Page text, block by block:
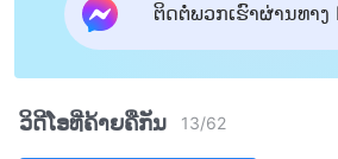
ຕິດຕໍ່ພວກເຮົາຜ່ານທາງ
ວິດີໂອທີ່ຄ້າຍຄືກັນ 13/62